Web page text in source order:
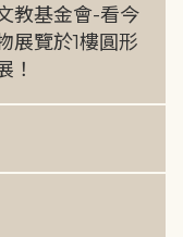
教基金會-看今
覽於1樓圓形
！